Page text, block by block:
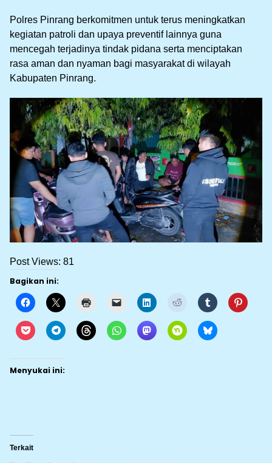
‎Polres Pinrang berkomitmen untuk terus meningkatkan
kegiatan patroli dan upaya preventif lainnya guna
mencegah terjadinya tindak pidana serta menciptakan
rasa aman dan nyaman bagi masyarakat di wilayah
Kabupaten Pinrang.
Post Views: 81
Bagikan ini:
Menyukai ini:
Terkait